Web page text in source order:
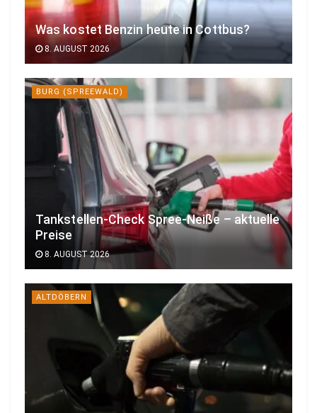
Was kostet Benzin heute in Cottbus?
8. AUGUST 2026
BURG (SPREEWALD)
Tankstellen-Check Spree-Neiße – aktuelle
Preise
8. AUGUST 2026
ALTDÖBERN